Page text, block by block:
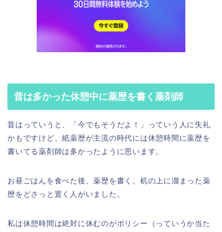
昔は多かった休憩中に薬歴を書く薬剤師
昔はっていうと、「今でもそうだよ！」っていう人に失礼
かもですけど、紙薬歴が主流の時代には休憩時間に薬歴を
書いてる薬剤師は多かったように思います。
お昼ごはんを食べた後、薬歴を書く。机の上に溜まった薬
歴をどさっと置く人がいました。
私は休憩時間は絶対に休むのがポリシー（っていうか当た